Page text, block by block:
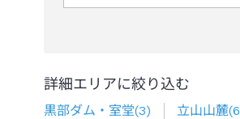
詳細エリアに絞り込む
黒部ダム・室堂(3) 立山山麓(6